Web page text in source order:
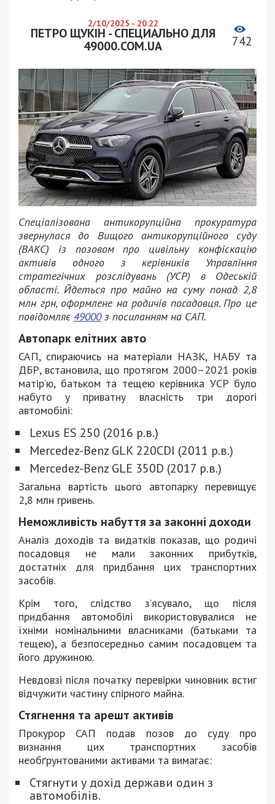
2/10/2025 - 20:22
ПЕТРО ЩУКІН - СПЕЦИАЛЬНО ДЛЯ
49000.COM.UA
742
Спеціалізована антикорупційна прокуратура
звернулася до Вищого антикорупційного суду
(ВАКС) із позовом про цивільну конфіскацію
активів одного з керівників Управління
стратегічних розслідувань (УСР) в Одеській
області. Йдеться про майно на суму понад 2,8
млн грн, оформлене на родичів посадовця. Про це
повідомляє 49000з посиланням на САП.
Автопарк елітних авто
САП, спираючись на матеріали НАЗК, НАБУ та
ДБР, встановила, що протягом 2000–2021 років
матір’ю, батьком та тещею керівника УСР було
набуто у приватну власність три дорогі
автомобілі:
Lexus ES 250 (2016 р.в.)
Mercedez-Benz GLK 220CDI (2011 р.в.)
Mercedez-Benz GLE 350D (2017 р.в.)
Загальна вартість цього автопарку перевищує
2,8 млн гривень.
Неможливість набуття за законні доходи
Аналіз доходів та видатків показав, що родичі
посадовця не мали законних прибутків,
достатніх для придбання цих транспортних
засобів.
Крім того, слідство з’ясувало, що після
придбання автомобілі використовувалися не
їхніми номінальними власниками (батьками та
тещею), а безпосередньо самим посадовцем та
його дружиною.
Невдовзі після початку перевірки чиновник встиг
відчужити частину спірного майна.
Стягнення та арешт активів
Прокурор САП подав позов до суду про
визнання цих транспортних засобів
необґрунтованими активами та вимагає:
Стягнути у дохід держави один з
автомобілів.